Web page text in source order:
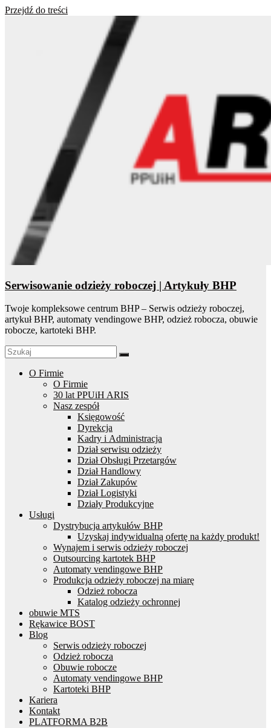
Przejdź do treści
Serwisowanie odzieży roboczej | Artykuły BHP
Twoje kompleksowe centrum BHP – Serwis odzieży roboczej,
artykuł BHP, automaty vendingowe BHP, odzież robocza, obuwie
robocze, kartoteki BHP.
O Firmie
O Firmie
30 lat PPUiH ARIS
Nasz zespół
Księgowość
Dyrekcja
Kadry i Administracja
Dział serwisu odzieży
Dział Obsługi Przetargów
Dział Handlowy
Dział Zakupów
Dział Logistyki
Działy Produkcyjne
Usługi
Dystrybucja artykułów BHP
Uzyskaj indywidualną ofertę na każdy produkt!
Wynajem i serwis odzieży roboczej
Outsourcing kartotek BHP
Automaty vendingowe BHP
Produkcja odzieży roboczej na miarę
Odzież robocza
Katalog odzieży ochronnej
obuwie MTS
Rękawice BOST
Blog
Serwis odzieży roboczej
Odzież robocza
Obuwie robocze
Automaty vendingowe BHP
Kartoteki BHP
Kariera
Kontakt
PLATFORMA B2B